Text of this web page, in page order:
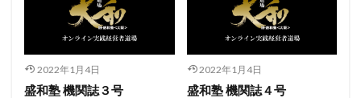
2022年1月4日
盛和塾 機関誌３号
2022年1月4日
盛和塾 機関誌４号